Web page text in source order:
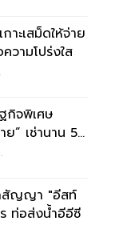
าะเสม็ดให้จ่าย
วามโปร่งใส
กิจพิเศษ
” เช่านาน 50
สัญญา "อีสท์
ท่อส่งน้ำอีอีซี